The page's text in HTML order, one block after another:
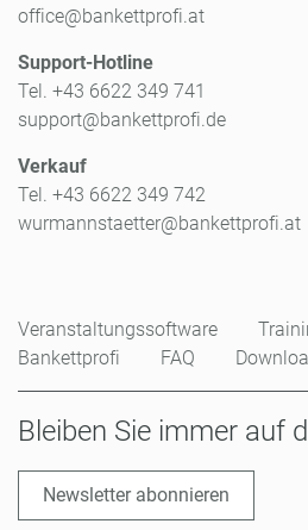
office@bankettprofi.at
Support-Hotline
Tel. +43 6622 349 741
support@bankettprofi.de
Verkauf
Tel. +43 6622 349 742
wurmannstaetter@bankettprofi.at
Veranstaltungssoftware
Bankettprofi
FAQ
Bleiben Sie immer auf
Newsletter abonnieren